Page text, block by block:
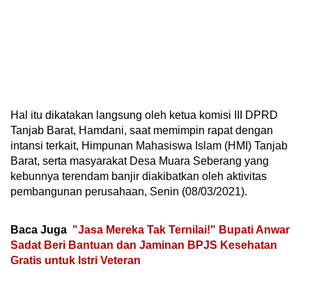
Hal itu dikatakan langsung oleh ketua komisi III DPRD
Tanjab Barat, Hamdani, saat memimpin rapat dengan
intansi terkait, Himpunan Mahasiswa Islam (HMI) Tanjab
Barat, serta masyarakat Desa Muara Seberang yang
kebunnya terendam banjir diakibatkan oleh aktivitas
pembangunan perusahaan, Senin (08/03/2021).
Baca Juga "Jasa Mereka Tak Ternilai!" Bupati Anwar
Sadat Beri Bantuan dan Jaminan BPJS Kesehatan
Gratis untuk Istri Veteran